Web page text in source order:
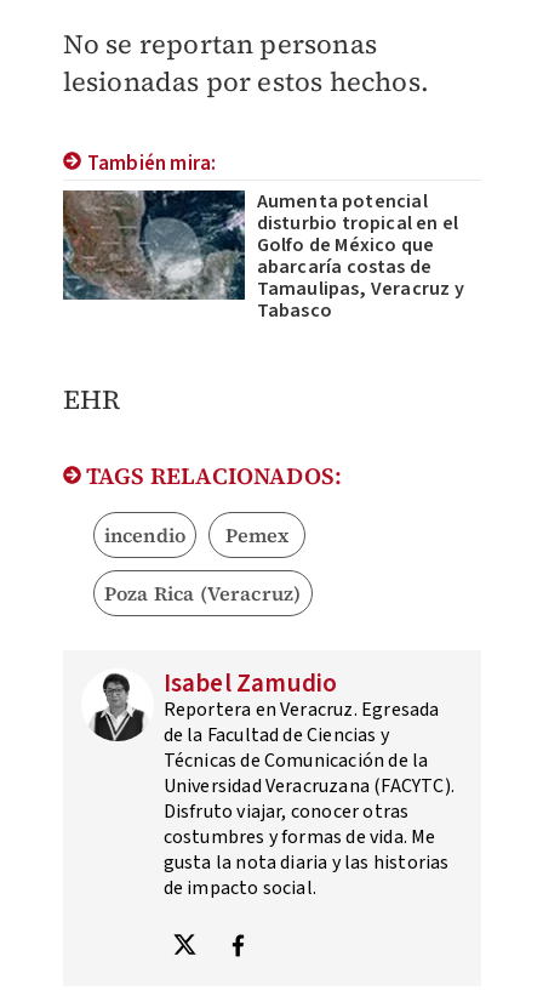
No se reportan personas
lesionadas por estos hechos.
También mira:
Aumenta potencial
disturbio tropical en el
Golfo de México que
abarcaría costas de
Tamaulipas, Veracruz y
Tabasco
EHR
TAGS RELACIONADOS:
incendio Pemex
Poza Rica (Veracruz)
Isabel Zamudio
Reportera en Veracruz. Egresada
de la Facultad de Ciencias y
Técnicas de Comunicación de la
Universidad Veracruzana (FACYTC).
Disfruto viajar, conocer otras
costumbres y formas de vida. Me
gusta la nota diaria y las historias
de impacto social.